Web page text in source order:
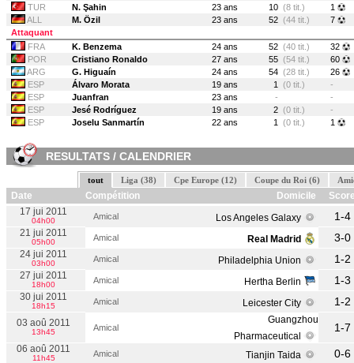
TUR
N. Şahin 23 ans 10 (8 tit.)
1
ALL
M. Özil 23 ans 52 (44 tit.)
7
Attaquant
FRA
K. Benzema 24 ans 52 (40 tit.)
32
POR
Cristiano Ronaldo 27 ans 55 (54 tit.)
60
ARG
G. Higuaín 24 ans 54 (28 tit.)
26
ESP
Álvaro Morata 19 ans 1 (0 tit.)
-
ESP
Juanfran 23 ans -
-
ESP
Jesé Rodríguez 19 ans 2 (0 tit.)
-
ESP
Joselu Sanmartín 22 ans 1 (0 tit.) 1
RESULTATS / CALENDRIER
tout Liga (38) Cpe Europe (12) Coupe du Roi (6)
Date Compétition Domicile
17 jui 2011
04h00 Amical Los Angeles Galaxy 1-4
21 jui 2011
05h00 Amical Real Madrid 3-0
24 jui 2011
03h00 Amical Philadelphia Union 1-2
27 jui 2011
18h00 Amical Hertha Berlin 1-3
30 jui 2011
18h15 Amical Leicester City 1-2
03 aoû 2011
13h45 Amical
Guangzhou
Pharmaceutical
1-7
06 aoû 2011
11h45 Amical Tianjin Taida 0-6